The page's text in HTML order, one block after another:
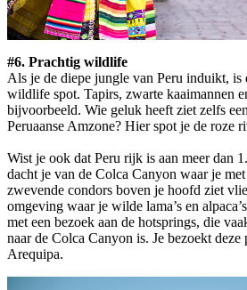
#6. Prachtig wildlife
Als je de diepe jungle van Peru induikt, is
wildlife spot. Tapirs, zwarte kaaimannen
bijvoorbeeld. Wie geluk heeft ziet zelfs
Peruaanse Amzone? Hier spot je de roze
Wist je ook dat Peru rijk is aan meer dan
dacht je van de Colca Canyon waar je
zwevende condors boven je hoofd ziet
omgeving waar je wilde lama’s en
met een bezoek aan de hotsprings, die
naar de Colca Canyon is. Je bezoekt
Arequipa.